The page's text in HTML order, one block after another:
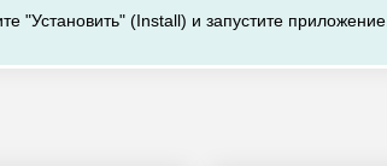
"Установить" (Install) и запустите приложение.